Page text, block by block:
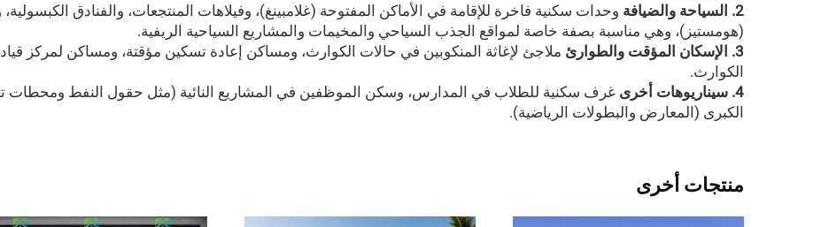
2. السياحة والضيافة
وحدات سكنية فاخرة للإقامة في الأماكن المفتوحة (غلامبينغ)، وفيلاهات المنتجعات، والفنادق الكبسولية،
(هومستيز)، وهي مناسبة بصفة خاصة لمواقع الجذب السياحي والمخيمات والمشاريع السياحية الريفية.
3. الإسكان المؤقت والطوارئ
ملاجئ لإغاثة المنكوبين في حالات الكوارث، ومساكن إعادة تسكين مؤقتة، ومساكن لمركز
الكوارث.
4. سيناريوهات أخرى
غرف سكنية للطلاب في المدارس، وسكن الموظفين في المشاريع النائية (مثل حقول النفط ومحطات
الكبرى (المعارض والبطولات الرياضية).
منتجات أخرى